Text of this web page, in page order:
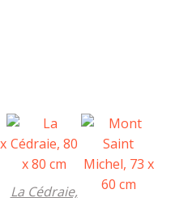
La Cédraie,